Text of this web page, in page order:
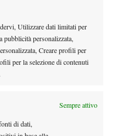
Utilizzare dati limitati per
pubblicità personalizzata,
Creare profili per
per la selezione di contenuti
Sempre attivo
di dati,